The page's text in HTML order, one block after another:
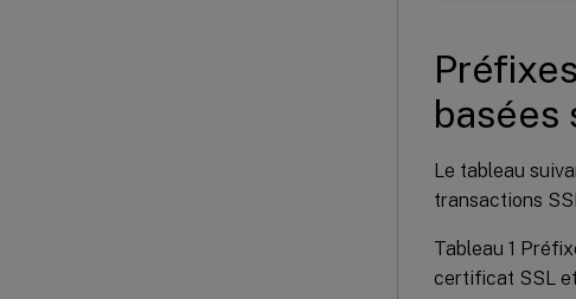
basées
Le tableau
transactions
Tableau 1
certificat SSL